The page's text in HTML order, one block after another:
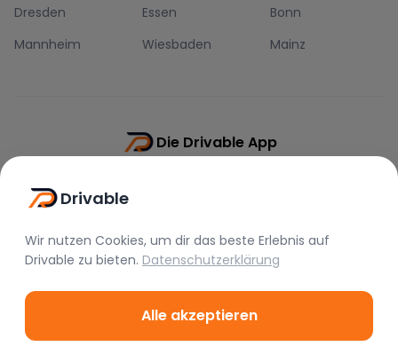
Dresden
Essen
Bonn
Mannheim
Wiesbaden Mainz
Die Drivable App
©2026Drivable.Alle Rechte vorbehalten.
Drivable
Wir nutzen Cookies, um dir das beste Erlebnis auf
Drivable zu bieten. Datenschutzerklärung
Alle akzeptieren